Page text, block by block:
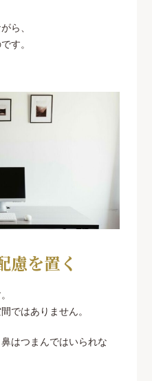
ら、
す。
慮を置く
ではありません。
はつまんではいられな